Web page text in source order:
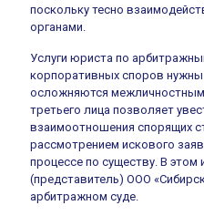
поскольку тесно
органами.
Услуги юриста по
корпоративных споров
осложняются
третьего лица позволяет
взаимоотношения спорящих
рассмотрением искового
процессе по существу. В
(представитель) ООО
арбитражном суде.